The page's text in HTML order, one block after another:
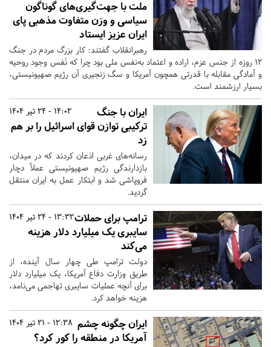
ملت با جهت‌گیری‌های گوناگون
سیاسی و وزن متفاوت مذهبی پای
ایران عزیز ایستاد
رهبرانقلاب گفتند: کار بزرگ مردم در جنگ
۱۲ روزه از جنس عزم، اراده و اعتماد به‌نفس ملی بود چرا که نَفس وجود روحیه
و آمادگی مقابله با قدرتی همچون آمریکا و سگ زنجیری آن رژیم صهیونیستی،
بسیار ارزشمند است.
14:02 - 24 تیر 1404
ایران با جنگ
ترکیبی توازن قوای اسرائیل را بر هم
زد
رسانه‌های غربی اذعان کردند که در میدان،
بازدارندگی رژیم صهیونیستی عملاً دچار
فروپاشی شد و ابتکار عمل به ایران منتقل
گردید.
13:32 - 24 تیر 1404ترامپ برای حملات
سایبری یک میلیارد دلار هزینه
می‌کند
دولت ترامپ طی چهار سال آینده، از
طریق وزارت دفاع آمریکا، یک میلیارد دلار
برای آنچه عملیات سایبری تهاجمی می‌نامد،
هزینه خواهد کرد.
12:38 - 21 تیر 1404 ایران چگونه چشم
آمریکا در منطقه را کور کرد؟